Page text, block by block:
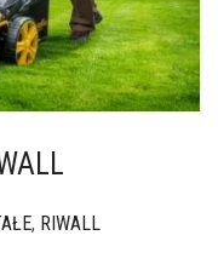
, RIWALL